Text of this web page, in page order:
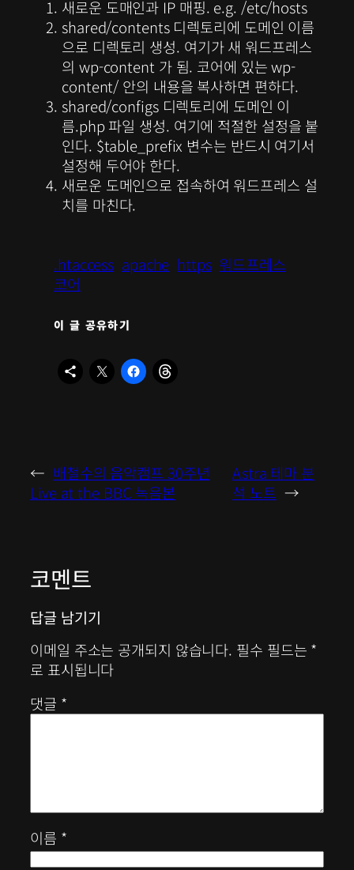
새로운 도매인과 IP 매핑. e.g. /etc/hosts
shared/contents 디렉토리에 도메인 이름
으로 디렉토리 생성. 여기가 새 워드프레스
의 wp-content 가 됨. 코어에 있는 wp-
content/ 안의 내용을 복사하면 편하다.
shared/configs 디렉토리에 도메인 이
름.php 파일 생성. 여기에 적절한 설정을 붙
인다. $table_prefix 변수는 반드시 여기서
설정해 두어야 한다.
새로운 도메인으로 접속하여 워드프레스 설
치를 마친다.
.htaccess apache https 워드프레스
코어
이 글 공유하기
← 배철수의 음악캠프 30주년
Live at the BBC 녹음본
Astra 테마 분
석 노트 →
코멘트
답글 남기기
이메일 주소는 공개되지 않습니다. 필수 필드는 *
로 표시됩니다
댓글 *
이름 *